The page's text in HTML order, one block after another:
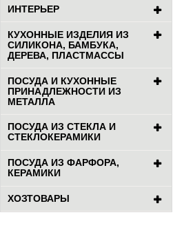
ИНТЕРЬЕР
КУХОННЫЕ ИЗДЕЛИЯ ИЗ
СИЛИКОНА, БАМБУКА,
ДЕРЕВА, ПЛАСТМАССЫ
ПОСУДА И КУХОННЫЕ
ПРИНАДЛЕЖНОСТИ ИЗ
МЕТАЛЛА
ПОСУДА ИЗ СТЕКЛА И
СТЕКЛОКЕРАМИКИ
ПОСУДА ИЗ ФАРФОРА,
КЕРАМИКИ
ХОЗТОВАРЫ